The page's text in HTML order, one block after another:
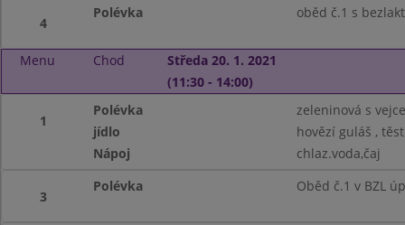
4
Polévka oběd č.1 s
Menu Chod
Středa 20. 1. 2021
(11:30 - 14:00)
1
Polévka
zeleninová s
jídlo
hovězí guláš ,
Nápoj
chlaz.voda,čaj
3
Polévka Oběd č.1 v BZL